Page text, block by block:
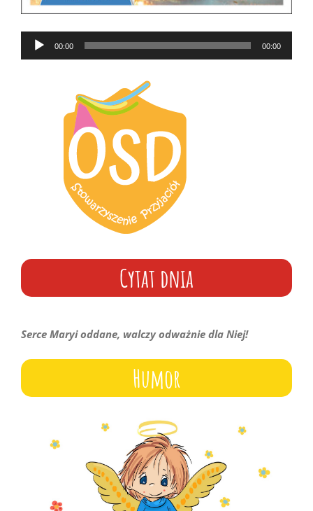
Odtwarzacz
plików
00:00 00:00
Cytat dnia
Serce Maryi oddane, walczy odważnie dla Niej!
Humor